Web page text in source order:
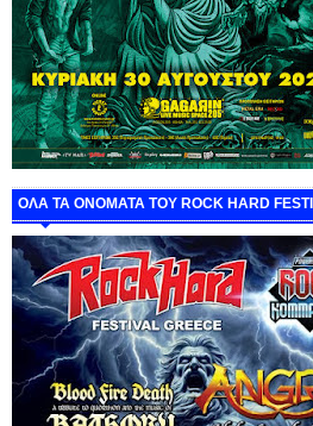
ΟΛΑ ΤΑ ΟΝΟΜΑΤΑ ΤΟΥ ROCK HARD